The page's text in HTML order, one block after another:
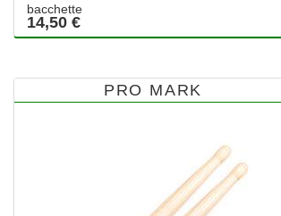
bacchette
14,50 €
PRO MARK